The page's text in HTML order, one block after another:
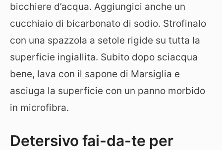
bicchiere d’acqua. Aggiungici anche un
cucchiaio di bicarbonato di sodio. Strofinalo
con una spazzola a setole rigide su tutta la
superficie ingiallita. Subito dopo sciacqua
bene, lava con il sapone di Marsiglia e
asciuga la superficie con un panno morbido
in microfibra.
Detersivo fai-da-te per